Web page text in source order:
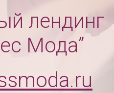
лендинг
Мода”